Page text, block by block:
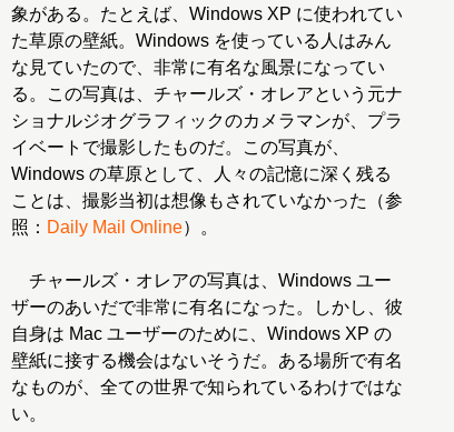
象がある。たとえば、Windows XP に使われてい
た草原の壁紙。Windows を使っている人はみん
な見ていたので、非常に有名な風景になってい
る。この写真は、チャールズ・オレアという元ナ
ショナルジオグラフィックのカメラマンが、プラ
イベートで撮影したものだ。この写真が、
Windows の草原として、人々の記憶に深く残る
ことは、撮影当初は想像もされていなかった（参
照： Daily Mail Online）。
チャールズ・オレアの写真は、Windows ユー
ザーのあいだで非常に有名になった。しかし、彼
自身は Mac ユーザーのために、Windows XP の
壁紙に接する機会はないそうだ。ある場所で有名
なものが、全ての世界で知られているわけではな
い。